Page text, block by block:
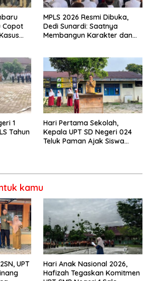
Copot
MPLS 2026 Resmi Dibuka,
Dedi Sunardi: Saatnya
Membangun Karakter dan
1
Tahun
Hari Pertama Sekolah,
Kepala UPT SD Negeri 024
Teluk Paman Ajak Siswa
kamu
UPT
Hari Anak Nasional 2026,
Hafizah Tegaskan Komitmen